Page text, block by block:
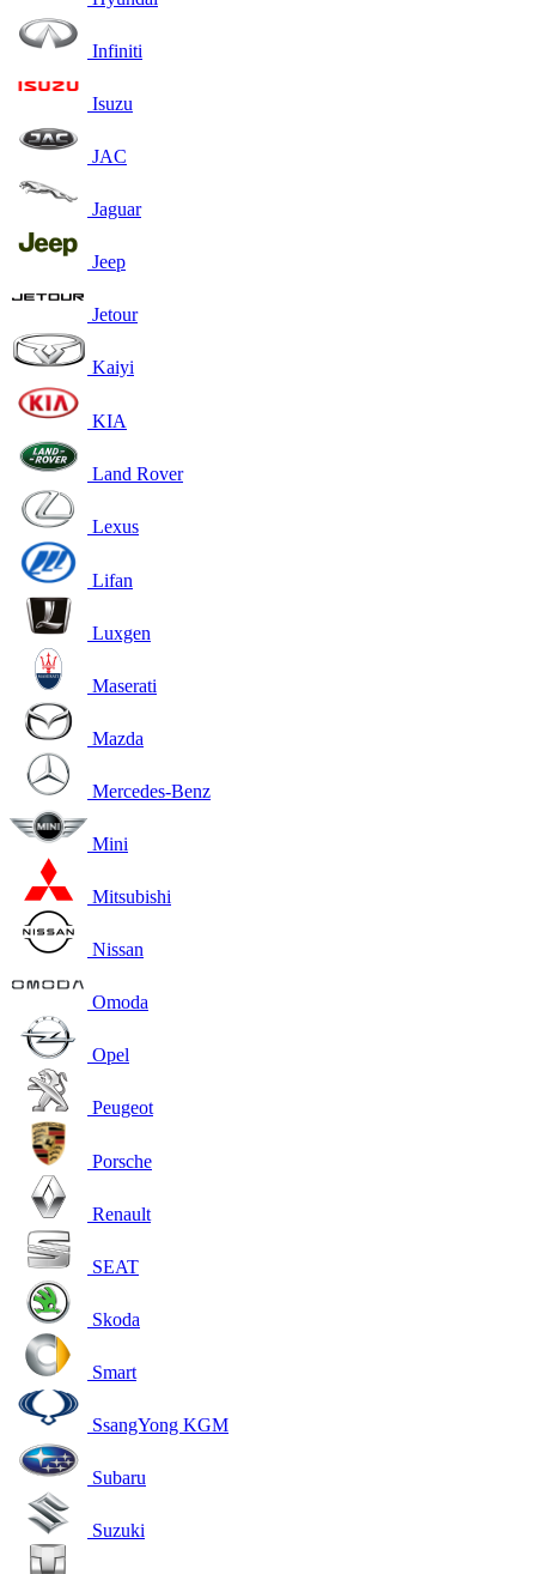
Infiniti
Isuzu
JAC
Jaguar
Jeep
Jetour
Kaiyi
KIA
Land Rover
Lexus
Lifan
Luxgen
Maserati
Mazda
Mercedes-Benz
Mini
Mitsubishi
Nissan
Omoda
Opel
Peugeot
Porsche
Renault
SEAT
Skoda
Smart
SsangYong KGM
Subaru
Suzuki